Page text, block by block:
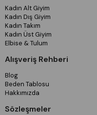
Kadın Alt Giyim
Kadın Dış Giyim
Kadın Takım
Kadın Üst Giyim
Elbise & Tulum
Alışveriş Rehberi
Blog
Beden Tablosu
Hakkımızda
Sözleşmeler